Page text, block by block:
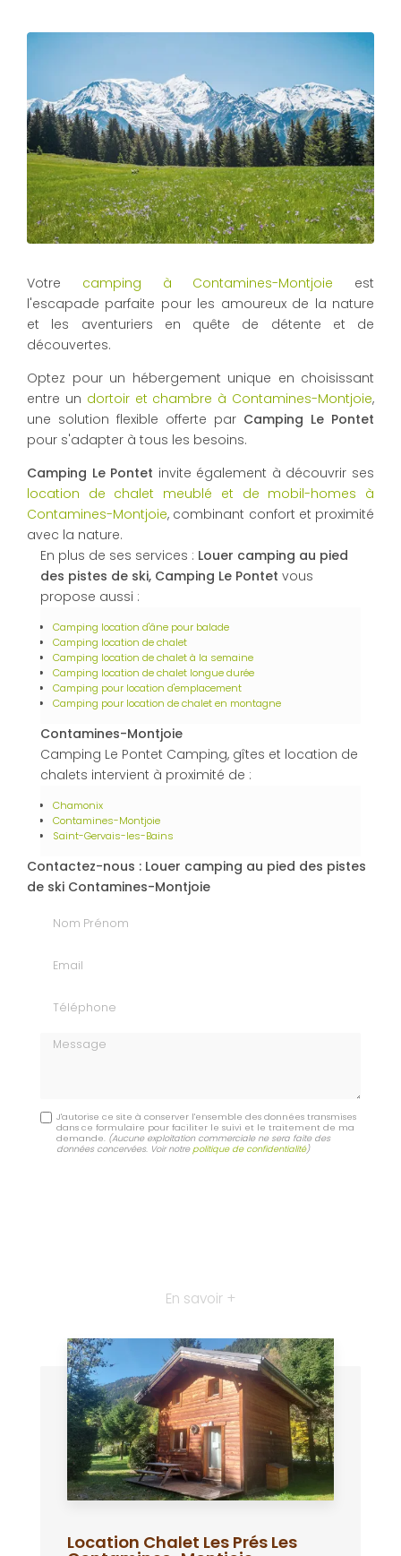
Votre camping à Contamines-Montjoie est
l'escapade parfaite pour les amoureux de la nature
et les aventuriers en quête de détente et de
découvertes.
Optez pour un hébergement unique en choisissant
entre un dortoir et chambre à Contamines-Montjoie,
une solution flexible offerte par Camping Le Pontet
pour s'adapter à tous les besoins.
Camping Le Pontet invite également à découvrir ses
location de chalet meublé et de mobil-homes à
Contamines-Montjoie, combinant confort et proximité
avec la nature.
En plus de ses services : Louer camping au pied
des pistes de ski, Camping Le Pontet vous
propose aussi :
Camping location d'âne pour balade
Camping location de chalet
Camping location de chalet à la semaine
Camping location de chalet longue durée
Camping pour location d'emplacement
Camping pour location de chalet en montagne
Contamines-Montjoie
Camping Le Pontet Camping, gîtes et location de
chalets intervient à proximité de :
Chamonix
Contamines-Montjoie
Saint-Gervais-les-Bains
Contactez-nous : Louer camping au pied des pistes
de ski Contamines-Montjoie
Nom Prénom
Email
Téléphone
Message
J'autorise ce site à conserver l'ensemble des données transmises
dans ce formulaire pour faciliter le suivi et le traitement de ma
demande. (Aucune exploitation commerciale ne sera faite des
données concervées. Voir notre politique de confidentialité)
En savoir +
Location Chalet Les Prés Les